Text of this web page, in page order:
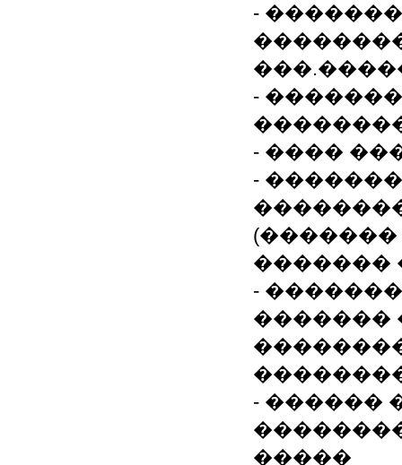
-
-
- ����
-
�������
-
�������
- ������
�����